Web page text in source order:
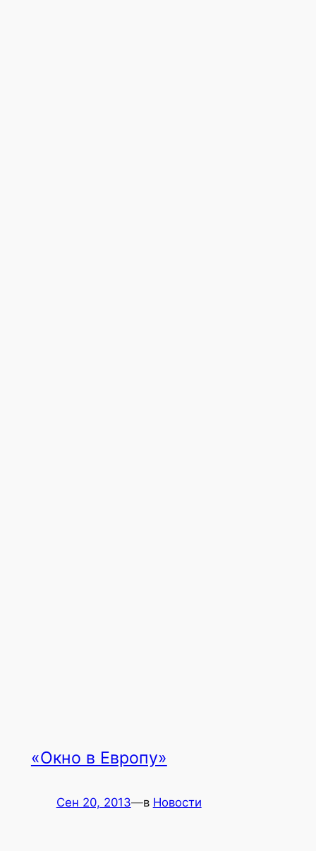
«Окно в Европу»
Сен 20, 2013—в Новости